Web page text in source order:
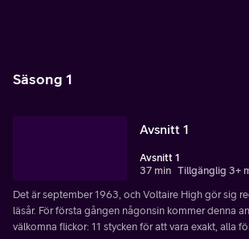
Säsong 1
Avsnitt 1
Avsnitt 1
37 min Tillgänglig 3+
Det är september 1963, och Voltaire High gör sig
läsår. För första gången någonsin kommer denna
välkomna flickor: 11 stycken för att vara exakt, alla